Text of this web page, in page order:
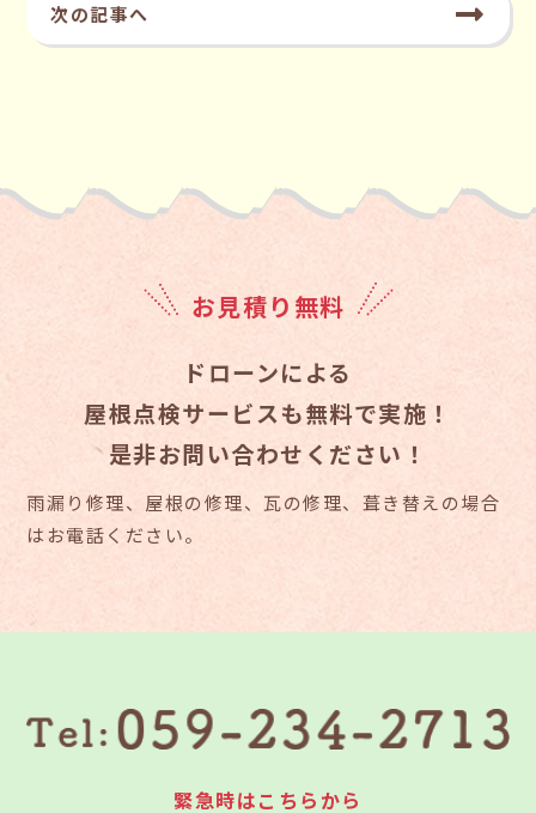
次の記事へ
お見積り無料
ドローンによる
屋根点検サービスも無料で実施！
是非お問い合わせください！
雨漏り修理、屋根の修理、瓦の修理、葺き替えの場合
はお電話ください。
緊急時はこちらから